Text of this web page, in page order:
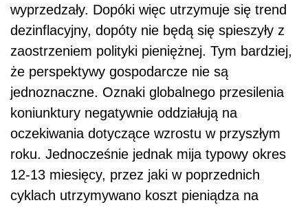
wyprzedzały. Dopóki więc utrzymuje się trend
dezinflacyjny, dopóty nie będą się spieszyły z
zaostrzeniem polityki pieniężnej. Tym bardziej,
że perspektywy gospodarcze nie są
jednoznaczne. Oznaki globalnego przesilenia
koniunktury negatywnie oddziałują na
oczekiwania dotyczące wzrostu w przyszłym
roku. Jednocześnie jednak mija typowy okres
12-13 miesięcy, przez jaki w poprzednich
cyklach utrzymywano koszt pieniądza na